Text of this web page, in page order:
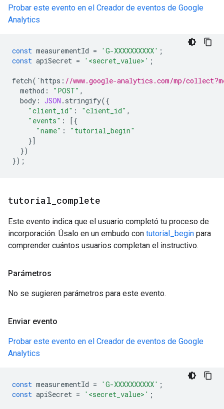
Probar este evento en el Creador de eventos de Google
Analytics
const measurementId = 'G-XXXXXXXXXX' ;
const apiSecret = '<secret_value>' ;
fetch( `https : //www.google-analytics.com/mp/
method : "POST" ,
body : JSON . stringify({
"client_id" : "client_id" ,
"events" :
[{
"name" :
"tutorial_begin"
}]
})
});
tutorial complete
Este evento indica que el usuario completó tu proceso de
incorporación. Úsalo en un embudo con tutorial_begin para
comprender cuántos usuarios completan el instructivo.
Parámetros
No se sugieren parámetros para este evento.
Enviar evento
Probar este evento en el Creador de eventos de Google
Analytics
const measurementId = 'G-XXXXXXXXXX' ;
const apiSecret = '<secret_value>' ;